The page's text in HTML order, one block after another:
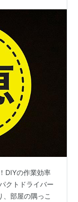
DIYの作業効率
クトドライバー
部屋の隅っこ